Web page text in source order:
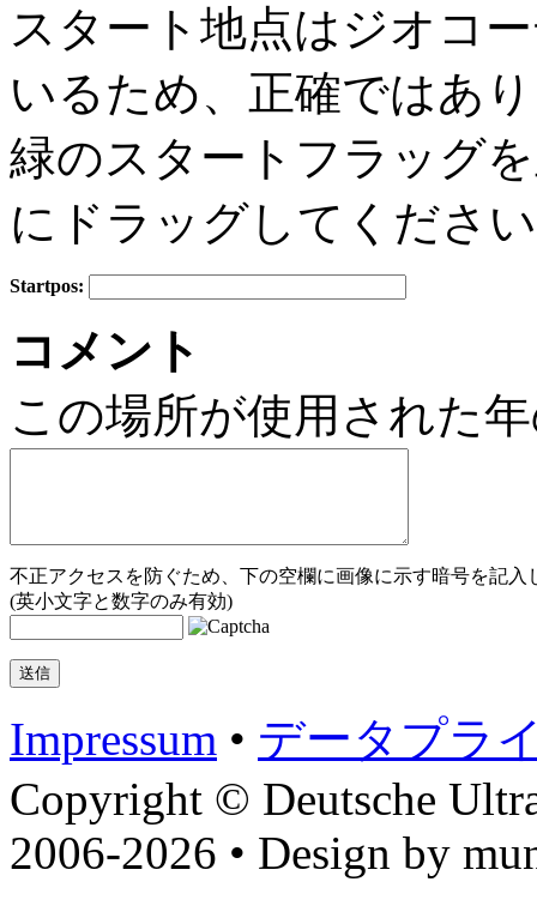
スタート地点はジオコ
いるため、正確ではあ
緑のスタートフラッグ
にドラッグしてくださ
−
Startpos:
コメント
この場所が使用された
不正アクセスを防ぐため、下の空欄に画像に示す暗号を記入
(英小文字と数字のみ有効)
Impressum • データプラ
Copyright © Deutsche
2006-2026 • Design by